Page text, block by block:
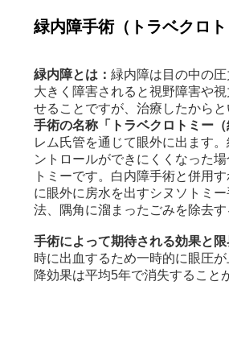
緑内障手術（トラベクロ
緑内障とは： 緑内障は目の中の
大きく障害されると視野障害や
せることですが、治療したから
手術の名称「トラベクロトミー（
レム氏管を通じて眼外に出ます
ントロールができにくくなった
トミーです。白内障手術と併用
に眼外に房水を出すシヌソトミ
法、隅角に溜まったごみを除去
手術によって期待される効果と限
時に出血するため一時的に眼圧
降効果は平均5年で消失すること